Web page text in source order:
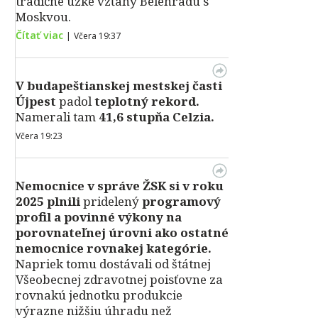
Moskvou.
Čítať viac | Včera 19:37
Vbudapeštianskej mestskej časti
Újpestpadolteplotný rekord.
Namerali tam 41,6 stupňa Celzia.
Včera 19:23
Nemocnice v správe ŽSK si v roku
2025 plnilipridelenýprogramový
profil a povinné výkony na
porovnateľnej úrovni ako ostatné
nemocnice rovnakej kategórie.
Napriek tomu dostávali od štátnej
Všeobecnej zdravotnej poisťovne za
rovnakú jednotku produkcie
výrazne nižšiu úhradu než